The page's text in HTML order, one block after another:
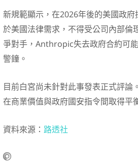
新規範顯示，在2026年後的美國政
於美國法律需求，不得受公司內部
爭對手，Anthropic失去政府合約可
警鐘。
目前白宮尚未針對此事發表正式評
在商業價值與政府國安指令間取得平
資料來源： 路透社